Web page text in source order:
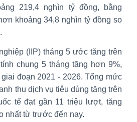
219,4 nghìn tỷ đồng, bằng
khoảng 34,8 nghìn tỷ đồng so
(IIP) tháng 5 ước tăng trên
chung 5 tháng tăng hơn 9%,
đoạn 2021 - 2026. Tổng mức
thu dịch vụ tiêu dùng tăng trên
tế đạt gần 11 triệu lượt, tăng
nhất từ trước đến nay.